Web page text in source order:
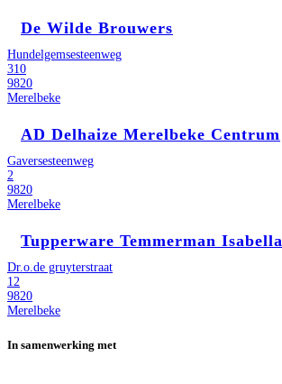
De Wilde Brouwers
Hundelgemsesteenweg
310
9820
Merelbeke
AD Delhaize Merelbeke Centrum
Gaversesteenweg
2
9820
Merelbeke
Tupperware Temmerman Isabella
Dr.o.de gruyterstraat
12
9820
Merelbeke
In samenwerking met